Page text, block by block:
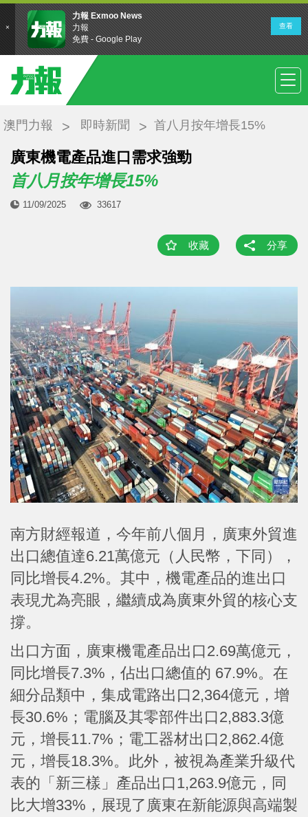
澳門力報 即時新聞 首八月按年增長15%
廣東機電產品進口需求強勁
首八月按年增長15%
11/09/2025 33617
收藏 分享
南方財經報道，今年前八個月，廣東外貿進
出口總值達6.21萬億元（人民幣，下同），
同比增長4.2%。其中，機電產品的進出口
表現尤為亮眼，繼續成為廣東外貿的核心支
撐。
出口方面，廣東機電產品出口2.69萬億元，
同比增長7.3%，佔出口總值的 67.9%。在
細分品類中，集成電路出口2,364億元，增
長30.6%；電腦及其零部件出口2,883.3億
元，增長11.7%；電工器材出口2,862.4億
元，增長18.3%。此外，被視為產業升級代
表的「新三樣」產品出口1,263.9億元，同
比大增33%，展現了廣東在新能源與高端製